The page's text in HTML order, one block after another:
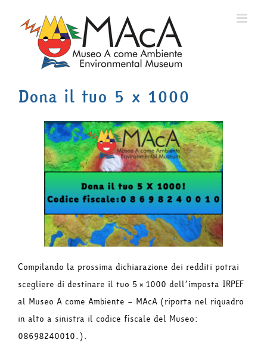
contenuto
Dona il tuo 5 x 1000
Compilando la prossima dichiarazione dei redditi potrai
scegliere di destinare il tuo 5×1000 dell’imposta IRPEF
al Museo A come Ambiente – MAcA (riporta nel riquadro
in alto a sinistra il codice fiscale del Museo:
08698240010.).